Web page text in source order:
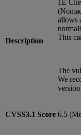
Description
1E
allows
This
The
We
version.
CVSS3.1 Score 6.5